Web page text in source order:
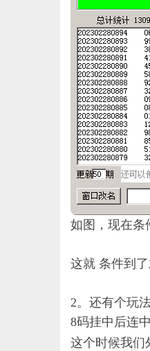
如图，现在条
这就 条件到
2。还有个玩
8码挂中后连
这个时候我们